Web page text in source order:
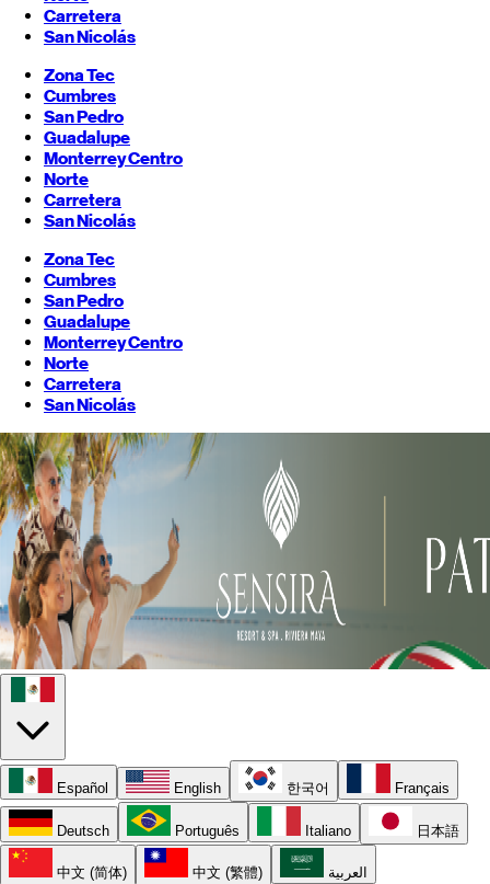
Carretera
San Nicolás
Zona Tec
Cumbres
San Pedro
Guadalupe
MonterreyCentro
Norte
Carretera
San Nicolás
Zona Tec
Cumbres
San Pedro
Guadalupe
MonterreyCentro
Norte
Carretera
San Nicolás
Español English 한국어 Français
Deutsch Português Italiano 日本語
中文 (简体) 中文 (繁體) العربية